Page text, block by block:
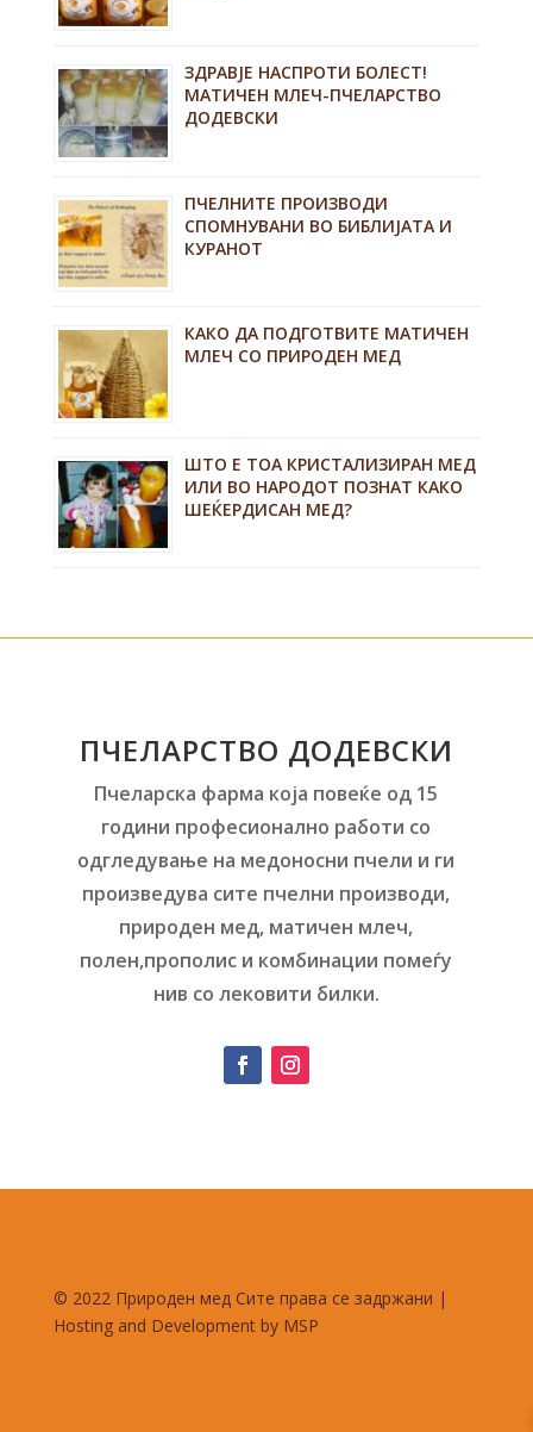
ЗДРАВЈЕ НАСПРОТИ БОЛЕСТ!
МАТИЧЕН МЛЕЧ-ПЧЕЛАРСТВО
ДОДЕВСКИ
ПЧЕЛНИТЕ ПРОИЗВОДИ
СПОМНУВАНИ ВО БИБЛИЈАТА И
КУРАНОТ
КАКО ДА ПОДГОТВИТЕ МАТИЧЕН
МЛЕЧ СО ПРИРОДЕН МЕД
ШТО Е ТОА КРИСТАЛИЗИРАН МЕД
ИЛИ ВО НАРОДОТ ПОЗНАТ КАКО
ШЕЌЕРДИСАН МЕД?
ПЧЕЛАРСТВО ДОДЕВСКИ
Пчеларска фарма која повеќе од 15
години професионално работи со
одгледување на медоносни пчели и ги
произведува сите пчелни производи,
природен мед, матичен млеч,
полен,прополис и комбинации помеѓу
нив со лековити билки.
© 2022 Природен мед Сите права се задржани |
Hosting and Development by MSP